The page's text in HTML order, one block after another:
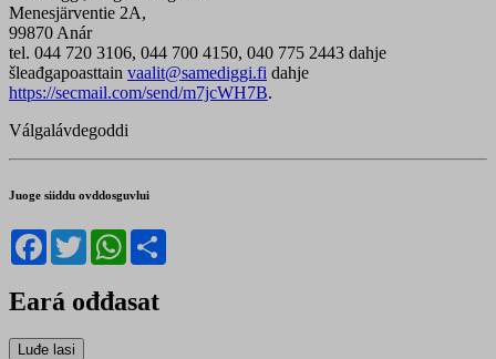
Menesjärventie 2A,
99870 Anár
tel. 044 720 3106, 044 700 4150, 040 775 2443 dahje
šleađgapoasttain vaalit@samediggi.fi dahje
https://secmail.com/send/m7jcWH7B.
Válgalávdegoddi
Juoge siiddu ovddosguvlui
Facebook
TwitterWhatsApp
Eará ođđasat